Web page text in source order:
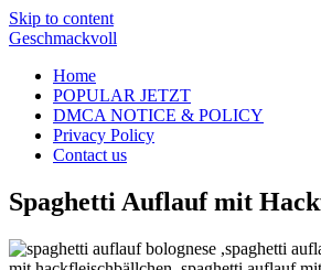
Skip to content
Geschmackvoll
Home
POPULAR JETZT
DMCA NOTICE & POLICY
Privacy Policy
Contact us
Spaghetti Auflauf mit